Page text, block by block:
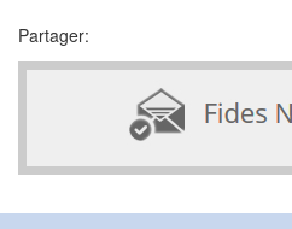
Partager: